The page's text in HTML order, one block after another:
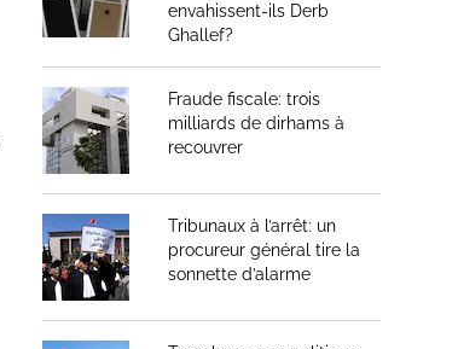
envahissent-ils Derb
Ghallef?
Fraude fiscale: trois
milliards de dirhams à
recouvrer
Tribunaux à l’arrêt: un
procureur général tire la
sonnette d’alarme